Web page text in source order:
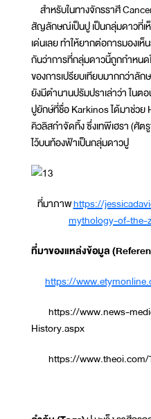
สำหรับในทางจักรราศี
สัญลักษณ์เป็นปู เป็นกลุ่มดาวที่เ
เด่นเลย ทำให้ยากต่อการมองเห็
กันว่าการที่กลุ่มดาวนี้ถูกกำหน
ของการเปรียบเทียบมากกว่าลั
ยังมีตำนานปรัมปราเล่าว่า ใน
ปูยักษ์ที่ชื่อ Karkinos ได้มาช่วย
คิวลิสกำจัดทิ้ง ซึ่งเทพีเฮรา (ศัต
ไว้บนท้องฟ้าเป็นกลุ่มดาวปู
ที่มาภาพhttps://
mythology-of-
ที่มาของแหล่งข้อมูล
https://
https://www.news-
History.aspx
https://www.theoi.com/